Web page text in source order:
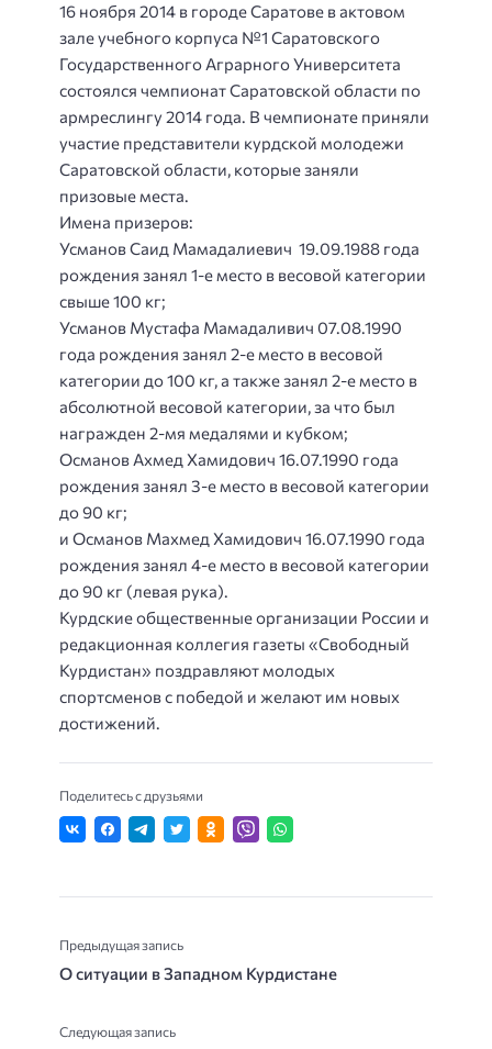
16 ноября 2014 в городе Саратове в актовом
зале учебного корпуса №1 Саратовского
Государственного Аграрного Университета
состоялся чемпионат Саратовской области по
армреслингу 2014 года. В чемпионате приняли
участие представители курдской молодежи
Саратовской области, которые заняли
призовые места.
Имена призеров:
Усманов Саид Мамадалиевич 19.09.1988 года
рождения занял 1-е место в весовой категории
свыше 100 кг;
Усманов Мустафа Мамадаливич 07.08.1990
года рождения занял 2-е место в весовой
категории до 100 кг, а также занял 2-е место в
абсолютной весовой категории, за что был
награжден 2-мя медалями и кубком;
Османов Ахмед Хамидович 16.07.1990 года
рождения занял 3-е место в весовой категории
до 90 кг;
и Османов Махмед Хамидович 16.07.1990 года
рождения занял 4-е место в весовой категории
до 90 кг (левая рука).
Курдские общественные организации России и
редакционная коллегия газеты «Свободный
Курдистан» поздравляют молодых
спортсменов с победой и желают им новых
достижений.
Поделитесь с друзьями
Предыдущая запись
О ситуации в Западном Курдистане
Следующая запись